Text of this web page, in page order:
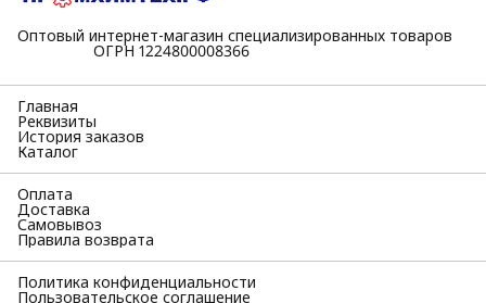
Оптовый интернет-магазин специализированных товаров
⠀⠀⠀⠀⠀⠀⠀ОГРН 1224800008366
Главная
Реквизиты
История заказов
Каталог
Оплата
Доставка
Самовывоз
Правила возврата
Политика конфиденциальности
Пользовательское соглашение